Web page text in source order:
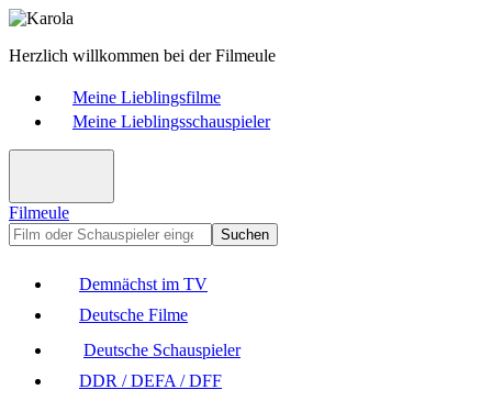
Herzlich willkommen bei der Filmeule
Meine Lieblingsfilme
Meine Lieblingsschauspieler
Filmeule
Suchen
Demnächst im TV
Deutsche Filme
Deutsche Schauspieler
DDR / DEFA / DFF